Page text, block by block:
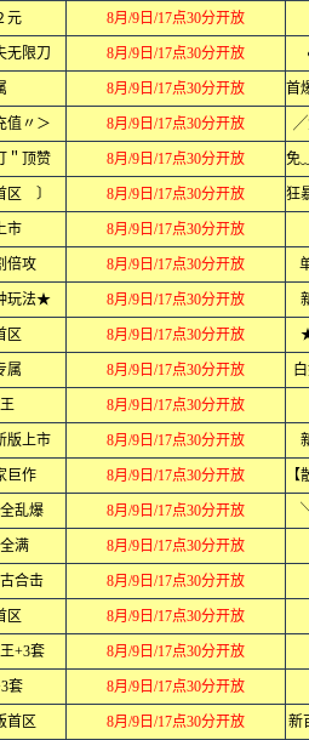
元 8月/9日/17点30分开放
无限刀 8月/9日/17点30分开放
8月/9日/17点30分开放
值〃＞ 8月/9日/17点30分开放 ╱
＂顶赞 8月/9日/17点30分开放
区 〕 8月/9日/17点30分开放
市 8月/9日/17点30分开放
倍攻 8月/9日/17点30分开放
玩法★ 8月/9日/17点30分开放
区 8月/9日/17点30分开放
属 8月/9日/17点30分开放
8月/9日/17点30分开放
版上市 8月/9日/17点30分开放
巨作 8月/9日/17点30分开放
乱爆 8月/9日/17点30分开放
满 8月/9日/17点30分开放
合击 8月/9日/17点30分开放
区 8月/9日/17点30分开放
+3套 8月/9日/17点30分开放
套 8月/9日/17点30分开放
首区 8月/9日/17点30分开放 新